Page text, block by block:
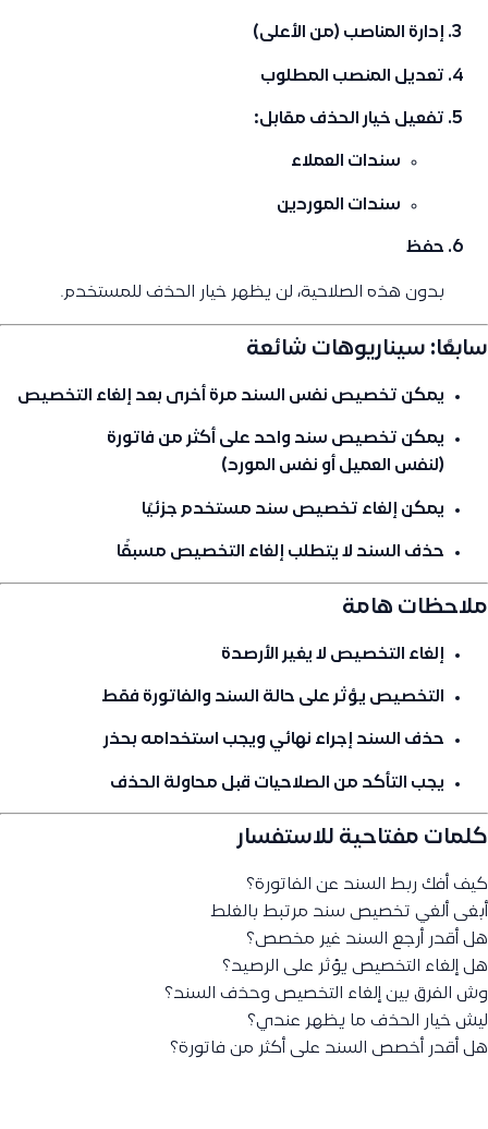
إدارة المناصب (من الأعلى)
تعديل المنصب المطلوب
تفعيل خيار الحذف مقابل:
سندات العملاء
سندات الموردين
حفظ
بدون هذه الصلاحية، لن يظهر خيار الحذف للمستخدم.
سابعًا: سيناريوهات شائعة
يمكن تخصيص نفس السند مرة أخرى بعد إلغاء التخصيص
يمكن تخصيص سند واحد على أكثر من فاتورة
(لنفس العميل أو نفس المورد)
يمكن إلغاء تخصيص سند مستخدم جزئيًا
حذف السند لا يتطلب إلغاء التخصيص مسبقًا
ملاحظات هامة
إلغاء التخصيص لا يغير الأرصدة
التخصيص يؤثر على حالة السند والفاتورة فقط
حذف السند إجراء نهائي ويجب استخدامه بحذر
يجب التأكد من الصلاحيات قبل محاولة الحذف
كلمات مفتاحية للاستفسار
كيف أفك ربط السند عن الفاتورة؟
أبغى ألغي تخصيص سند مرتبط بالغلط
هل أقدر أرجع السند غير مخصص؟
هل إلغاء التخصيص يؤثر على الرصيد؟
وش الفرق بين إلغاء التخصيص وحذف السند؟
ليش خيار الحذف ما يظهر عندي؟
هل أقدر أخصص السند على أكثر من فاتورة؟